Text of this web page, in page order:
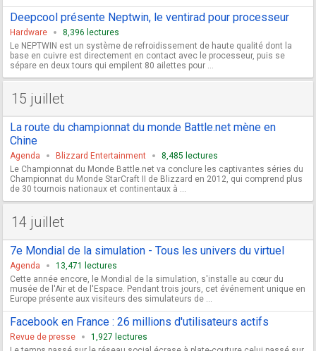
Deepcool présente Neptwin, le ventirad pour processeur
Hardware
8,396 lectures
Le NEPTWIN est un système de refroidissement de haute qualité dont la
base en cuivre est directement en contact avec le processeur, puis se
sépare en deux tours qui empilent 80 ailettes pour ...
15 juillet
La route du championnat du monde Battle.net mène en
Chine
Agenda Blizzard Entertainment
8,485 lectures
Le Championnat du Monde Battle.net va conclure les captivantes séries du
Championnat du Monde StarCraft II de Blizzard en 2012, qui comprend plus
de 30 tournois nationaux et continentaux à ...
14 juillet
7e Mondial de la simulation - Tous les univers du virtuel
Agenda
13,471 lectures
Cette année encore, le Mondial de la simulation, s'installe au cœur du
musée de l'Air et de l'Espace. Pendant trois jours, cet événement unique en
Europe présente aux visiteurs des simulateurs de ...
Facebook en France : 26 millions d'utilisateurs actifs
Revue de presse
1,927 lectures